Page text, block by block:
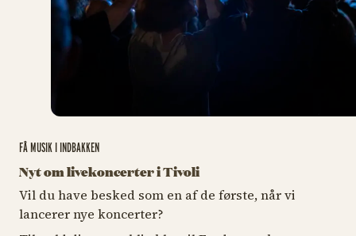
FÅ MUSIK I INDBAKKEN
Nyt om livekoncerter i Tivoli
Vil du have besked som en af de første, når vi
lancerer nye koncerter?